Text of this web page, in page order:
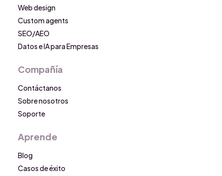
Web design
Custom agents
SEO/AEO
Datos e IA para Empresas
Compañía
Contáctanos
Sobre nosotros
Soporte
Aprende
Blog
Casos de éxito